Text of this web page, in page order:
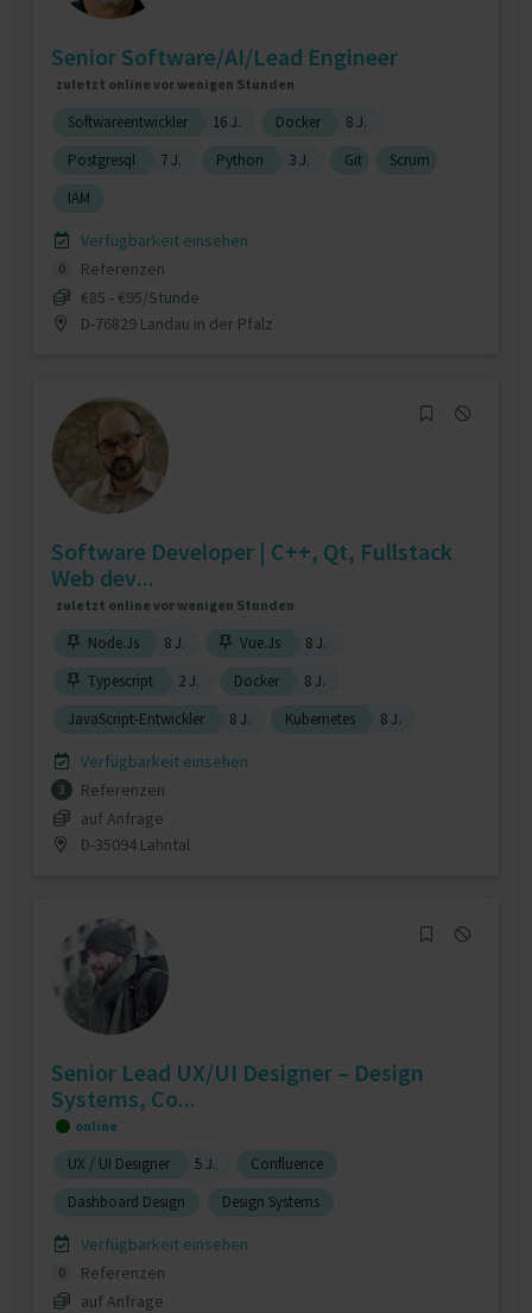
Senior Software/AI/Lead Engineer
zuletzt online vor wenigen Stunden
Softwareentwickler 16 J. Docker
8 J.
Postgresql
7 J. Python 3 J. Git
Scrum
IAM
Verfügbarkeit einsehen
0
Referenzen
€85 - €95/Stunde
D-76829 Landau in der Pfalz
Software Developer | C++, Qt, Fullstack
Web dev...
zuletzt online vor wenigen Stunden
Node.Js 8 J. Vue.Js
8 J.
Typescript
2 J. Docker
8 J.
JavaScript-Entwickler
8 J. Kubernetes 8 J.
Verfügbarkeit einsehen
3
Referenzen
auf Anfrage
D-35094 Lahntal
Senior Lead UX/UI Designer – Design
Systems, Co...
online
UX / UI Designer 5 J.
Confluence
Dashboard Design
Design Systems
Verfügbarkeit einsehen
0
Referenzen
auf Anfrage